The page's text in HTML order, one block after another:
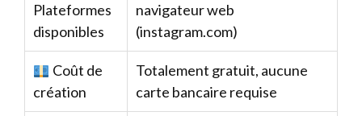
Plateformes
disponibles
navigateur web
(instagram.com)
Coût de
création
Totalement gratuit, aucune
carte bancaire requise